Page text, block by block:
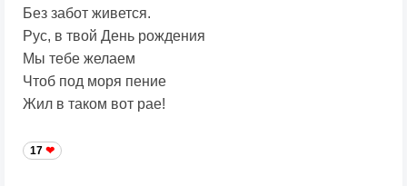
Без забот живется.
Рус, в твой День рождения
Мы тебе желаем
Чтоб под моря пение
Жил в таком вот рае!
17